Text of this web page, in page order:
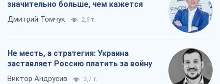
значительно больше, чем кажется
Дмитрий Томчук 2,9 т.
Не месть, а стратегия: Украина
заставляет Россию платить за войну
Виктор Андрусив 3,7 т.